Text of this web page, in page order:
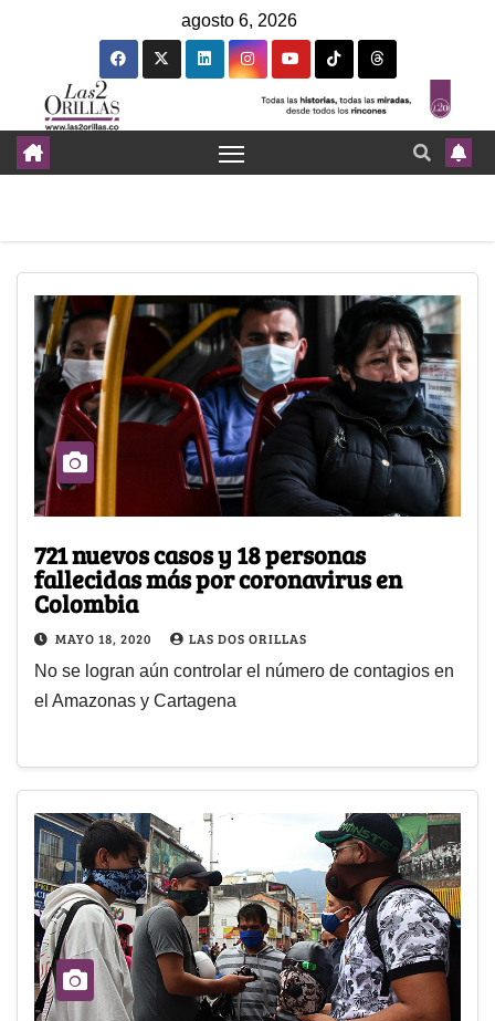
agosto 6, 2026
721 nuevos casos y 18 personas
fallecidas más por coronavirus en
Colombia
MAYO 18, 2020 LAS DOS ORILLAS
No se logran aún controlar el número de contagios en
el Amazonas y Cartagena